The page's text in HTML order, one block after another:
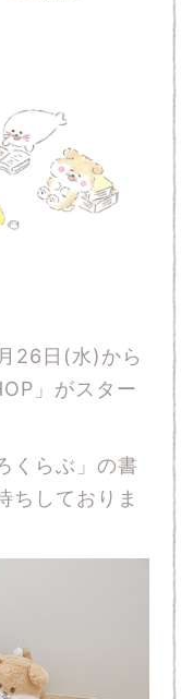
26日(水)から
」がスター
くらぶ」の書
ちしておりま